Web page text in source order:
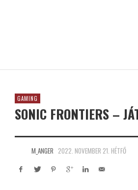
GAMING
SONIC FRONTIERS –
M_ANGER 2022. NOVEMBER 21. HÉTFŐ